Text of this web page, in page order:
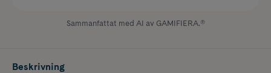
Sammanfattat med AI av GAMIFIERA.®
Beskrivning